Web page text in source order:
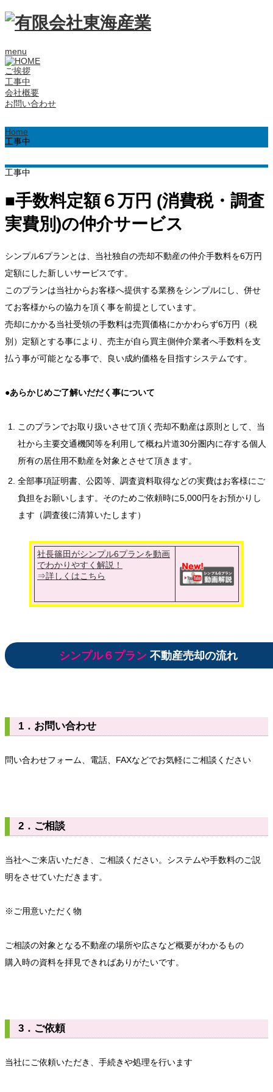
menu
ご挨拶
工事中
会社概要
お問い合わせ
Home
工事中
工事中
■手数料定額６万円 (消費税・調査
実費別)の仲介サービス
シンプル6プランとは、当社独自の売却不動産の仲介手数料を6万円
定額にした新しいサービスです。
このプランは当社からお客様へ提供する業務をシンプルにし、併せ
てお客様からの協力を頂く事を前提としています。
売却にかかる当社受領の手数料は売買価格にかかわらず6万円（税
別）定額とする事により、売主が自ら買主側仲介業者へ手数料を支
払う事が可能となる事で、良い成約価格を目指すシステムです。
●あらかじめご了解いだだく事について
このプランでお取り扱いさせて頂く売却不動産は原則として、当
社から主要交通機関等を利用して概ね片道30分圏内に存する個人
所有の居住用不動産を対象とさせて頂きます。
全部事項証明書、公図等、調査資料取得などの実費はお客様にご
負担をお願いします。そのためご依頼時に5,000円をお預かりし
ます（調査後に清算いたします）
社長篠田がシンプル6プランを動画
でわかりやすく解説！
⇒詳しくはこちら
シンプル６プラン不動産売却の流れ
1．お問い合わせ
問い合わせフォーム、電話、FAXなどでお気軽にご相談ください
2．ご相談
当社へご来店いただき、ご相談ください。システムや手数料のご説
明をさせていただきます。
※ご用意いただく物
ご相談の対象となる不動産の場所や広さなど概要がわかるもの
購入時の資料を拝見できればありがたいです。
3．ご依頼
当社にご依頼いただき、手続きや処理を行います